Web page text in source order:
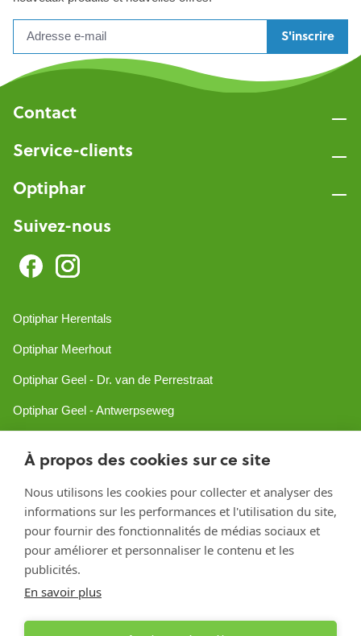
À propos des cookies sur ce site
Nous utilisons les cookies pour collecter et analyser des
informations sur les performances et l'utilisation du site,
pour fournir des fonctionnalités de médias sociaux et
pour améliorer et personnaliser le contenu et les
publicités.
En savoir plus
S'inscrire
Contact
Service-clients
Optiphar
Suivez-nous
Optiphar Herentals
Optiphar Meerhout
Optiphar Geel - Dr. van de Perrestraat
Optiphar Geel - Antwerpseweg
Optiphar Mol
Créé avec Shopware